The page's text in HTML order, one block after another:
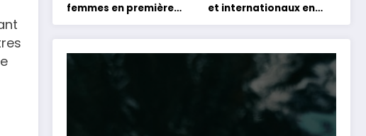
femmes en première
ligne face aux dangers
de l’intelligence
artificielle
et internationaux en
conclave à Tanger